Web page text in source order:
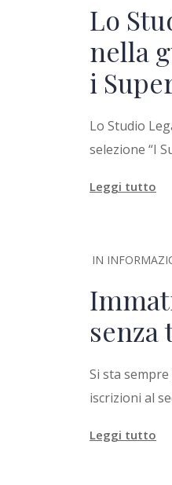
Lo
nella
i
Lo Studio
selezione “I
Leggi tutto
IN
Si sta
iscrizioni al
Leggi tutto